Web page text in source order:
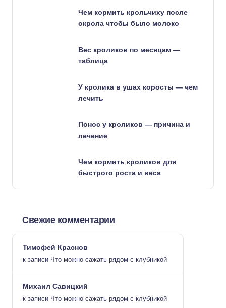
Чем кормить крольчиху после
окрола чтобы было молоко
Вес кроликов по месяцам —
таблица
У кролика в ушах коросты — чем
лечить
Понос у кроликов — причина и
лечение
Чем кормить кроликов для
быстрого роста и веса
Свежие комментарии
Тимофей Краснов
к записи Что можно сажать рядом с клубникой
Михаил Савицкий
к записи Что можно сажать рядом с клубникой